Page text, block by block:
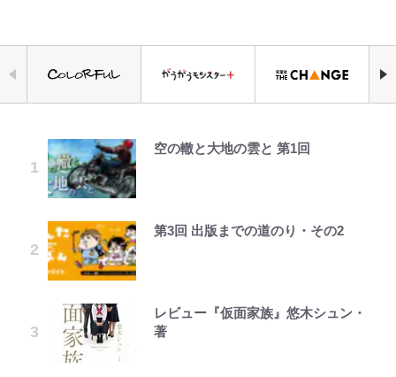
空の轍と大地の雲と 第1回
第3回 出版までの道のり・その2
レビュー『仮面家族』悠木シュン・
著
公式-冒険家になろう! ~スキルボー
公式-超難関ダンジョンで10万年修
公式-ポーション工場に左遷された
錬金術師、美少女に拉致され異国で
錦織一清の写真集はなぜ私服なの
錦織一清が語る還暦からの新たな挑
えびめしの流儀
でっかい男になりたいゾ
浅草は日本の心だゾ
「自分の絵ごと、このジャンルはそ
「カルチャーは引用の歴史である」
「まだ2枚しか描けてないんだよね
ぇ」作家・樋口毅宏が問う、今再
｢守り方かっこよすぎ｣上田綺世が
長友夫妻も続々エール！
いい｣｢好きなデザイン｣｢今年は2nd
買おうかな｣
荒々しい「火山帯」の一端にいるこ
ポ【福島県福島市】
る「季節の虫」の探し方 vol.21】
千葉雄大、ほっそりイケメン近影に
GLAY・TERU＆PUFFY大貫亜美
元SKE48・松井珠理奈、街中で見
せた“ド迫力のノースリーブ”姿に